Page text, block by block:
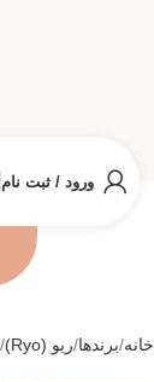
ورود / ثبت نام
خانه برندها ریو (Ryo)